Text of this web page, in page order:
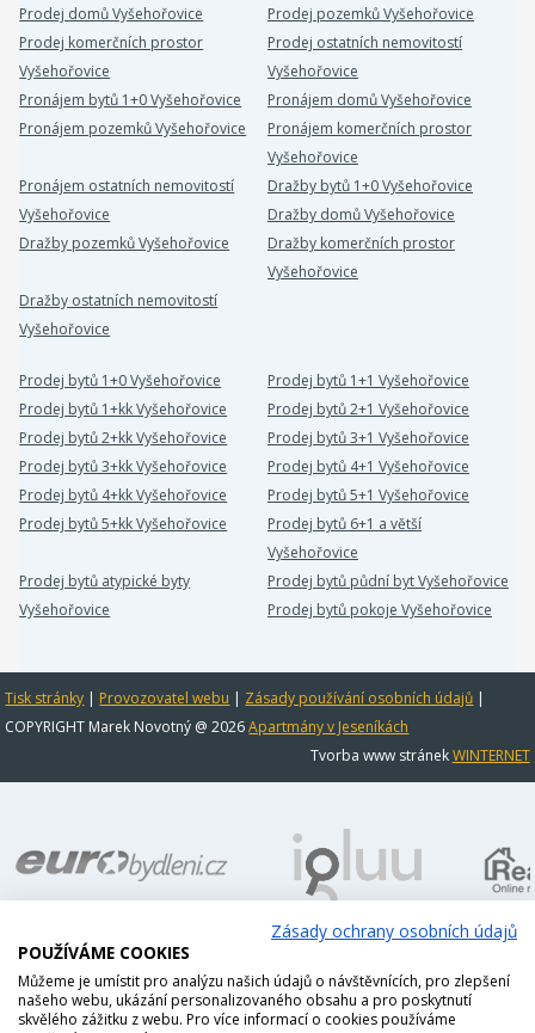
Prodej domů Vyšehořovice
Prodej pozemků Vyšehořovice
Prodej komerčních prostor
Vyšehořovice
Prodej ostatních nemovitostí
Vyšehořovice
Pronájem bytů 1+0 Vyšehořovice
Pronájem domů Vyšehořovice
Pronájem pozemků Vyšehořovice
Pronájem komerčních prostor
Vyšehořovice
Pronájem ostatních nemovitostí
Vyšehořovice
Dražby bytů 1+0 Vyšehořovice
Dražby domů Vyšehořovice
Dražby pozemků Vyšehořovice
Dražby komerčních prostor
Vyšehořovice
Dražby ostatních nemovitostí
Vyšehořovice
Prodej bytů 1+0 Vyšehořovice
Prodej bytů 1+1 Vyšehořovice
Prodej bytů 1+kk Vyšehořovice
Prodej bytů 2+1 Vyšehořovice
Prodej bytů 2+kk Vyšehořovice
Prodej bytů 3+1 Vyšehořovice
Prodej bytů 3+kk Vyšehořovice
Prodej bytů 4+1 Vyšehořovice
Prodej bytů 4+kk Vyšehořovice
Prodej bytů 5+1 Vyšehořovice
Prodej bytů 5+kk Vyšehořovice
Prodej bytů 6+1 a větší
Vyšehořovice
Prodej bytů atypické byty
Vyšehořovice
Prodej bytů půdní byt Vyšehořovice
Prodej bytů pokoje Vyšehořovice
Tisk stránky | Provozovatel webu | Zásady používání osobních údajů |
COPYRIGHT Marek Novotný @ 2026Apartmány v Jeseníkách
Tvorba www stránekWINTERNET
Zásady ochrany osobních údajů
POUŽÍVÁME COOKIES
Můžeme je umístit pro analýzu našich údajů o návštěvnících, pro zlepšení
našeho webu, ukázání personalizovaného obsahu a pro poskytnutí
skvělého zážitku z webu. Pro více informací o cookies používáme